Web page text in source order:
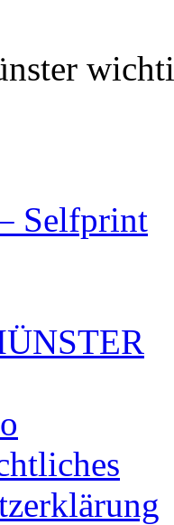
Selfprint